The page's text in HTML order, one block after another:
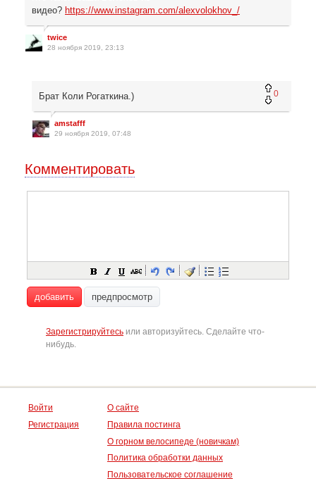
видео? https://www.instagram.com/alexvolokhov_/
twice
28 ноября 2019, 23:13
0
Брат Коли Рогаткина.)
amstafff
29 ноября 2019, 07:48
Комментировать
добавить предпросмотр
Зарегистрируйтесь или авторизуйтесь. Сделайте что-
нибудь.
Войти
Регистрация
О сайте
Правила постинга
О горном велосипеде (новичкам)
Политика обработки данных
Пользовательское соглашение